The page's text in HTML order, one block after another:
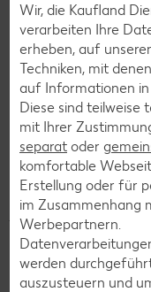
Beim Einkaufen ganz
Kinderheime oder die
Jeder Cent zählt!
Filialspendenkonzept
Beträge können
jeder unserer über
Bezahlen auf den
aufrunden und/oder
soziale Organisation
Wir, die Kaufland
verarbeiten Ihre
erheben, auf
Techniken, mit
auf Informationen
Diese sind teilweise
mit Ihrer
separat oder
komfortable
Erstellung oder für
im Zusammenhang
Werbepartnern.
werden
auszusteuern und